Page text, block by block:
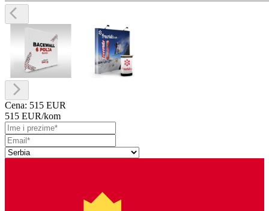
Cena: 515 EUR
515 EUR/kom